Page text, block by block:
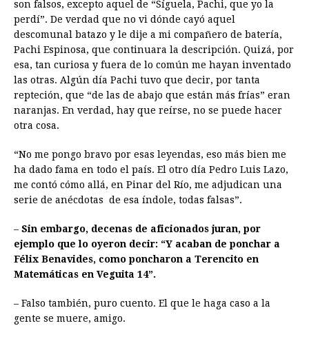
son falsos, excepto aquel de “Síguela, Pachi, que yo la
perdí”. De verdad que no vi dónde cayó aquel
descomunal batazo y le dije a mi compañero de batería,
Pachi Espinosa, que continuara la descripción. Quizá, por
esa, tan curiosa y fuera de lo común me hayan inventado
las otras. Algún día Pachi tuvo que decir, por tanta
repteción, que “de las de abajo que están más frías” eran
naranjas. En verdad, hay que reírse, no se puede hacer
otra cosa.
“No me pongo bravo por esas leyendas, eso más bien me
ha dado fama en todo el país. El otro día Pedro Luis Lazo,
me contó cómo allá, en Pinar del Río, me adjudican una
serie de anécdotas de esa índole, todas falsas”.
– Sin embargo, decenas de aficionados juran, por
ejemplo que lo oyeron decir: “Y acaban de ponchar a
Félix Benavides, como poncharon a Terencito en
Matemáticas en Veguita 14”.
– Falso también, puro cuento. El que le haga caso a la
gente se muere, amigo.